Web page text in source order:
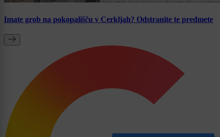
Imate grob na pokopališču v Cerkljah? Odstranite te predmete